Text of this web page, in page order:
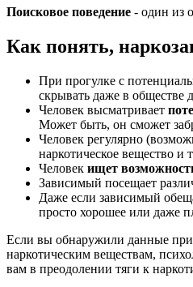
Поисковое поведение - один из
Как понять,
При прогулке с
скрывать даже в обществе
Человек высматривает
Может быть, он сможет
Человек регулярно
наркотическое вещество и
Человек ищет
Зависимый посещает
Даже если зависимый
просто хорошее или даже
Если вы обнаружили данные
наркотическим веществам,
вам в преодолении тяги к